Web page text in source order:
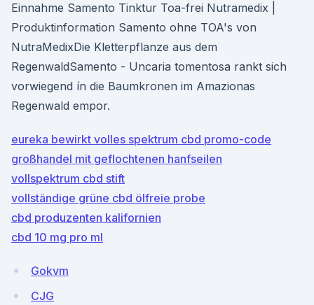
Einnahme Samento Tinktur Toa-frei Nutramedix |
Produktinformation Samento ohne TOA's von
NutraMedixDie Kletterpflanze aus dem
RegenwaldSamento - Uncaria tomentosa rankt sich
vorwiegend ín die Baumkronen im Amazionas
Regenwald empor.
eureka bewirkt volles spektrum cbd promo-code
großhandel mit geflochtenen hanfseilen
vollspektrum cbd stift
vollständige grüne cbd ölfreie probe
cbd produzenten kalifornien
cbd 10 mg pro ml
Gokvm
CJG